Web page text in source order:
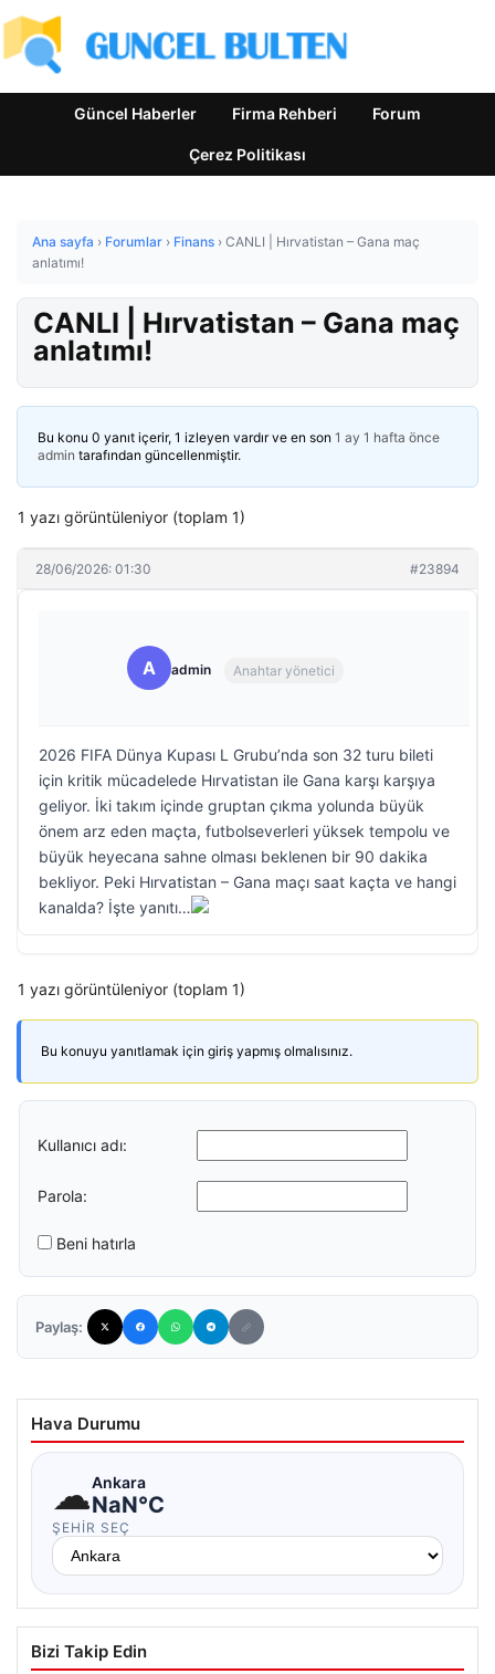
Güncel Haberler Firma Rehberi Forum
Çerez Politikası
Ana sayfa › Forumlar › Finans › CANLI | Hırvatistan – Gana maç
anlatımı!
CANLI | Hırvatistan – Gana maç
anlatımı!
Bu konu 0 yanıt içerir, 1 izleyen vardır ve en son 1 ay 1 hafta önce
admin tarafından güncellenmiştir.
1 yazı görüntüleniyor (toplam 1)
28/06/2026: 01:30 #23894
A admin Anahtar yönetici
2026 FIFA Dünya Kupası L Grubu’nda son 32 turu bileti
için kritik mücadelede Hırvatistan ile Gana karşı karşıya
geliyor. İki takım içinde gruptan çıkma yolunda büyük
önem arz eden maçta, futbolseverleri yüksek tempolu ve
büyük heyecana sahne olması beklenen bir 90 dakika
bekliyor. Peki Hırvatistan – Gana maçı saat kaçta ve hangi
kanalda? İşte yanıtı…
1 yazı görüntüleniyor (toplam 1)
Bu konuyu yanıtlamak için giriş yapmış olmalısınız.
Kullanıcı adı:
Parola:
Beni hatırla
Paylaş:
Hava Durumu
☁Ankara
NaN°C
ŞEHIR SEÇ
Bizi Takip Edin